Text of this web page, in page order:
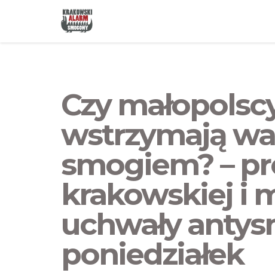
Czy
wstrzymają
smogiem? –
krakowskiej i
uchwały
poniedziałek